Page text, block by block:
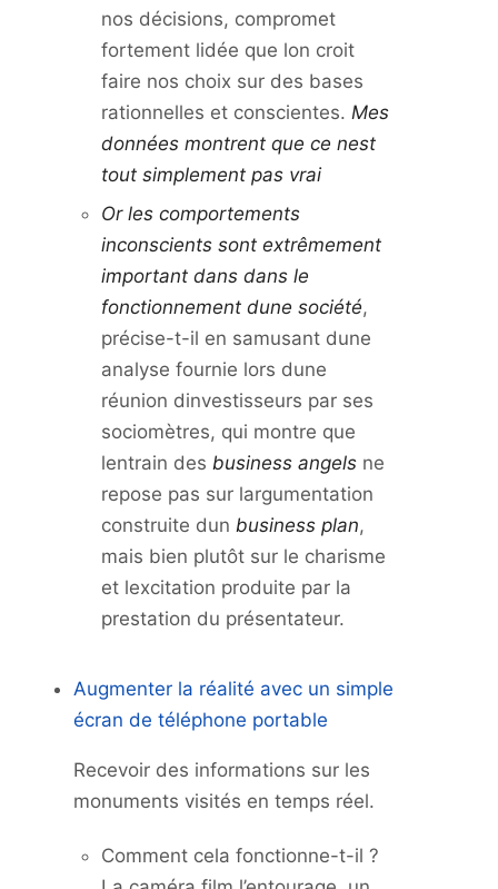
nos décisions, compromet
fortement lidée que lon croit
faire nos choix sur des bases
rationnelles et conscientes. Mes
données montrent que ce nest
tout simplement pas vrai
Or les comportements
inconscients sont extrêmement
important dans dans le
fonctionnement dune société,
précise-t-il en samusant dune
analyse fournie lors dune
réunion dinvestisseurs par ses
sociomètres, qui montre que
lentrain des business angels ne
repose pas sur largumentation
construite dun business plan,
mais bien plutôt sur le charisme
et lexcitation produite par la
prestation du présentateur.
Augmenter la réalité avec un simple
écran de téléphone portable
Recevoir des informations sur les
monuments visités en temps réel.
Comment cela fonctionne-t-il ?